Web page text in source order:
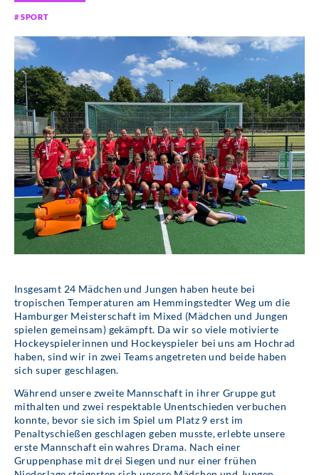
SPORT
Insgesamt 24 Mädchen und Jungen haben heute bei
tropischen Temperaturen am Hemmingstedter Weg um die
Hamburger Meisterschaft im Mixed (Mädchen und Jungen
spielen gemeinsam) gekämpft. Da wir so viele motivierte
Hockeyspielerinnen und Hockeyspieler bei uns am Hochrad
haben, sind wir in zwei Teams angetreten und beide haben
sich super geschlagen.
Während unsere zweite Mannschaft in ihrer Gruppe gut
mithalten und zwei respektable Unentschieden verbuchen
konnte, bevor sie sich im Spiel um Platz 9 erst im
Penaltyschießen geschlagen geben musste, erlebte unsere
erste Mannschaft ein wahres Drama. Nach einer
Gruppenphase mit drei Siegen und nur einer frühen